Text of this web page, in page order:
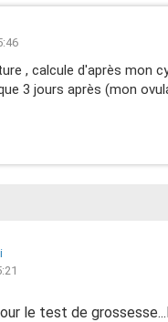
, calcule d'après mon
3 jours après (mon
le test de